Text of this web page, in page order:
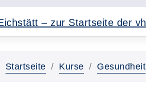
Startseite Kurse Gesundheit